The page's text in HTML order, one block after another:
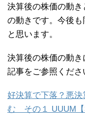
決算後の株価の動
の動きです。今後
と思います。
決算後の株価の動
記事をご参照くださ
好決算で下落？悪
む その１ UUUM【